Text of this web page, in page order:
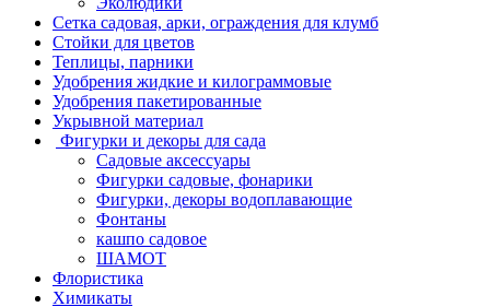
Сетка садовая, арки, ограждения для клумб
Стойки для цветов
Теплицы, парники
Удобрения жидкие и килограммовые
Удобрения пакетированные
Укрывной материал
Фигурки и декоры для сада
Садовые аксессуары
Фигурки садовые, фонарики
Фигурки, декоры водоплавающие
Фонтаны
кашпо садовое
ШАМОТ
Флористика
Химикаты